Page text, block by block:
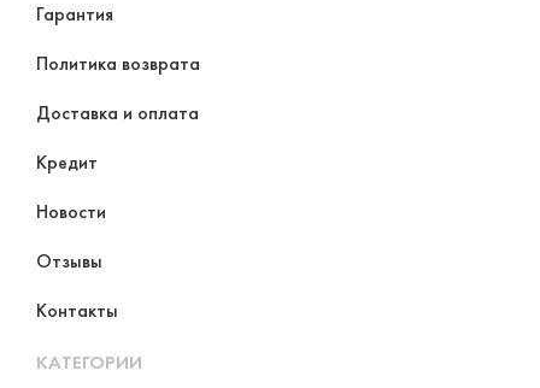
Гарантия
Политика возврата
Доставка и оплата
Кредит
Новости
Отзывы
Контакты
КАТЕГОРИИ